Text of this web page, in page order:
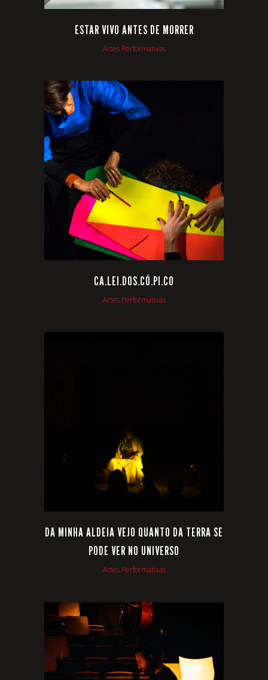
ESTAR VIVO ANTES DE MORRER
Artes Performativas
VIEW
CA.LEI.DOS.CÓ.PI.CO
Artes Performativas
DA MINHA ALDEIA VEJO QUANTO DA TERRA SE
PODE VER NO UNIVERSO
Artes Performativas